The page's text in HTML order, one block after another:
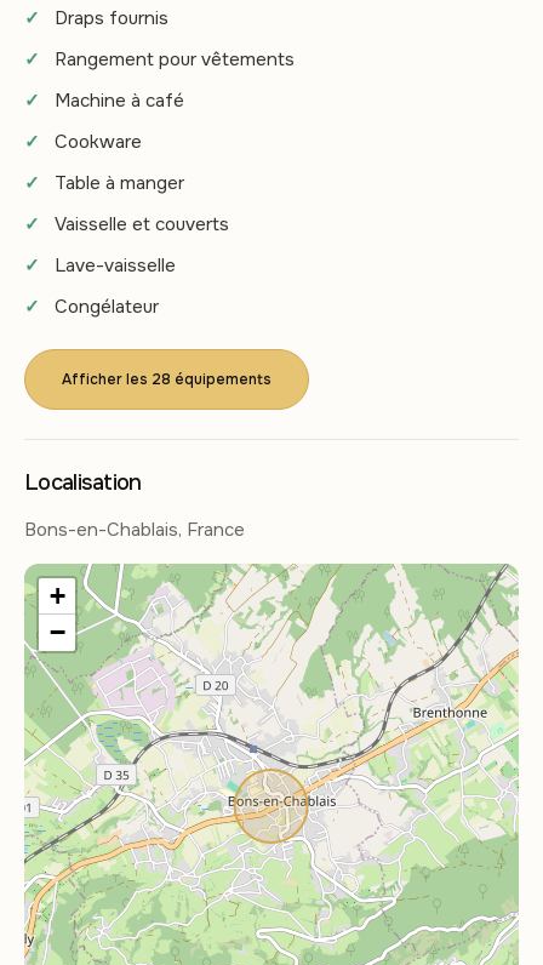
Draps fournis
Rangement pour vêtements
Machine à café
Cookware
Table à manger
Vaisselle et couverts
Lave-vaisselle
Congélateur
Afficher les 28 équipements
Localisation
Bons-en-Chablais, France
+
−